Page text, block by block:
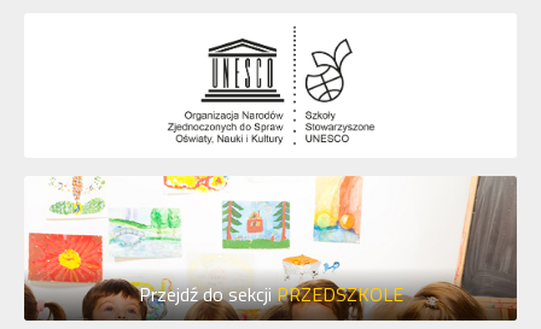
Przejdź do sekcjiPRZEDSZKOLE